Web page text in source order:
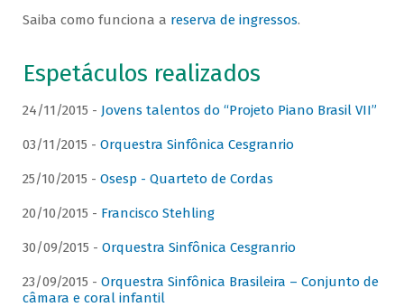
Saiba como funciona a reserva de ingressos.
Espetáculos realizados
24/11/2015 - Jovens talentos do “Projeto Piano Brasil VII”
03/11/2015 - Orquestra Sinfônica Cesgranrio
25/10/2015 - Osesp - Quarteto de Cordas
20/10/2015 - Francisco Stehling
30/09/2015 - Orquestra Sinfônica Cesgranrio
23/09/2015 - Orquestra Sinfônica Brasileira – Conjunto de
câmara e coral infantil